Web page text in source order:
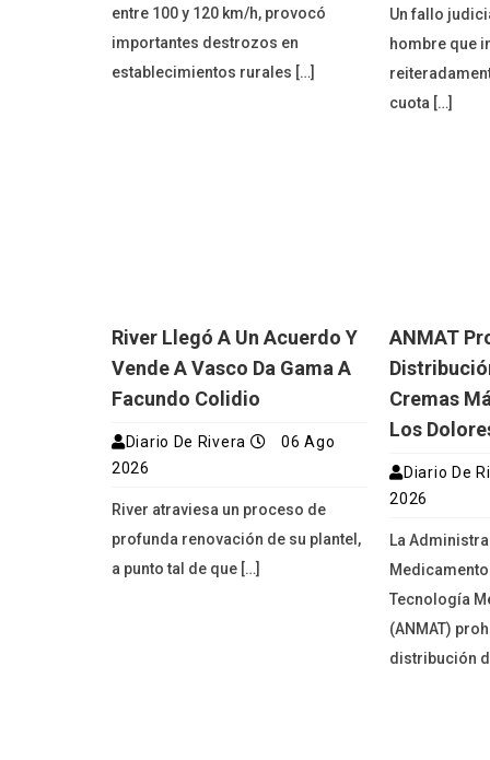
entre 100 y 120 km/h, provocó
importantes destrozos en
establecimientos rurales […]
Un fallo
hombre que
cuota […]
River Llegó A Un Acuerdo Y
Vende A Vasco Da Gama A
Facundo Colidio
Diario De Rivera
06 Ago
2026
River atraviesa un proceso de
profunda renovación de su plantel,
a punto tal de que […]
ANMAT
Cremas
Los
Diario De
2026
La
Tecnología
(ANMAT)
distribución